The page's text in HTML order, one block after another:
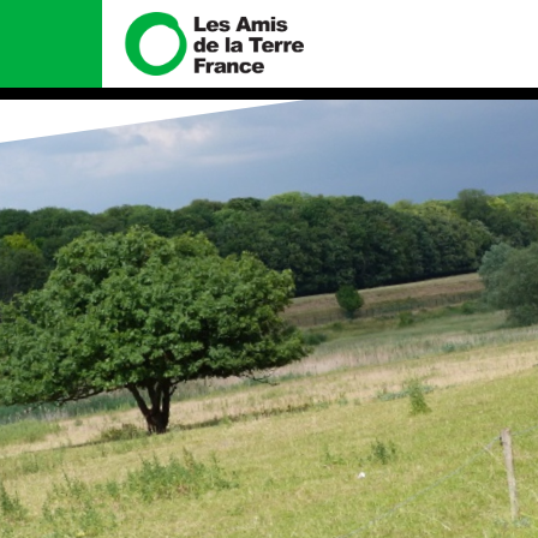
Nous connaître
Histoire
Manifeste
Missions et méthodes
Valeurs
Équipes et
fonctionnement
Le réseau dans le monde
Nos alliés
Je soutiens les Amis de la
Terre
Total, rendez-
tribunal
Gaz « naturel »,
enfumage
Mode : une
destructrice
Gaz au
violence
Nos autres